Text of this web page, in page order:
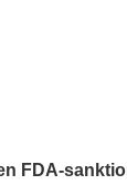
FDA-